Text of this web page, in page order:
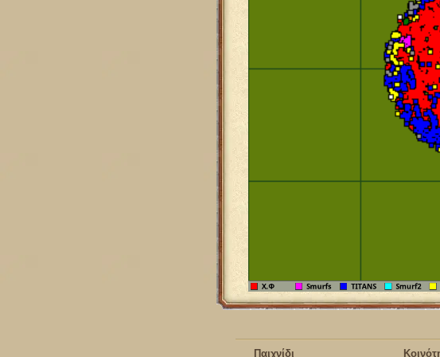
Παιχνίδι